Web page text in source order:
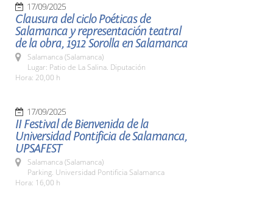
17/09/2025
Clausura del ciclo Poéticas de
Salamanca y representación teatral
de la obra, 1912 Sorolla en Salamanca
Salamanca (Salamanca)
Lugar: Patio de La Salina. Diputación
Hora: 20,00 h
17/09/2025
II Festival de Bienvenida de la
Universidad Pontificia de Salamanca,
UPSAFEST
Salamanca (Salamanca)
Parking. Universidad Pontificia Salamanca
Hora: 16,00 h